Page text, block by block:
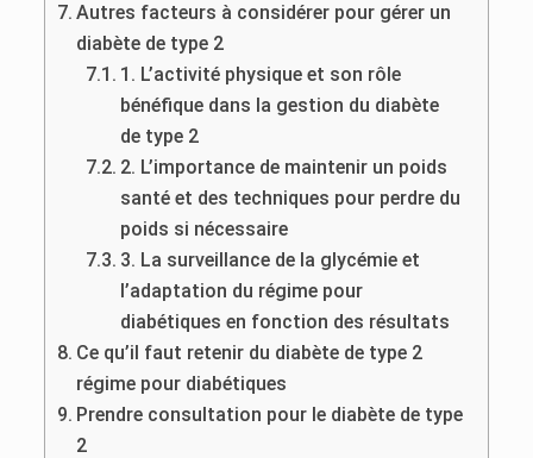
Autres facteurs à considérer pour gérer un
diabète de type 2
1. L’activité physique et son rôle
bénéfique dans la gestion du diabète
de type 2
2. L’importance de maintenir un poids
santé et des techniques pour perdre du
poids si nécessaire
3. La surveillance de la glycémie et
l’adaptation du régime pour
diabétiques en fonction des résultats
Ce qu’il faut retenir du diabète de type 2
régime pour diabétiques
Prendre consultation pour le diabète de type
2